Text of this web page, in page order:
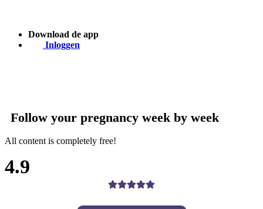
Download de app
Inloggen
Follow your pregnancy week by week
All content is completely free!
4.9